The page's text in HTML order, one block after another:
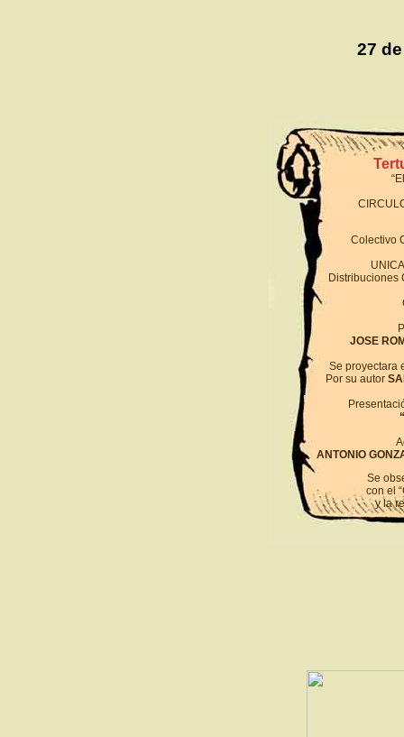
27
Colectivo
Distribuciones
JOSE
Se proyectara
Por su autor
ANTONIO
Se
con el
y la